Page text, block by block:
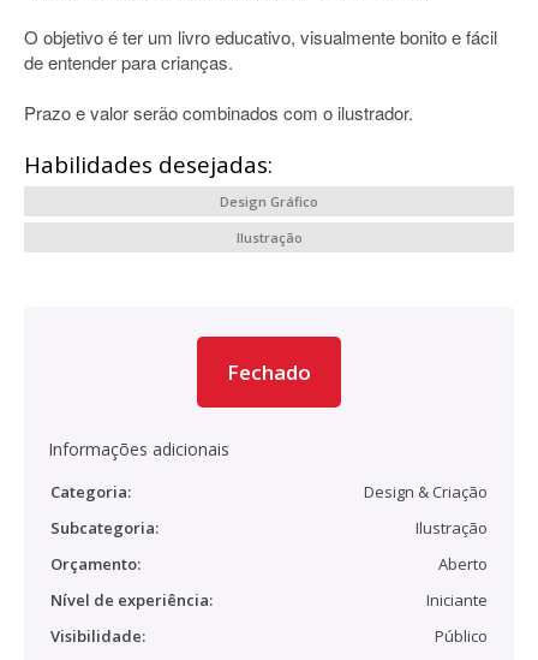
O objetivo é ter um livro educativo, visualmente bonito e fácil
de entender para crianças.
Prazo e valor serão combinados com o ilustrador.
Habilidades desejadas:
Design Gráfico
Ilustração
Fechado
Informações adicionais
Categoria:
Design & Criação
Subcategoria:
Ilustração
Orçamento:
Aberto
Nível de experiência:
Iniciante
Visibilidade:
Público